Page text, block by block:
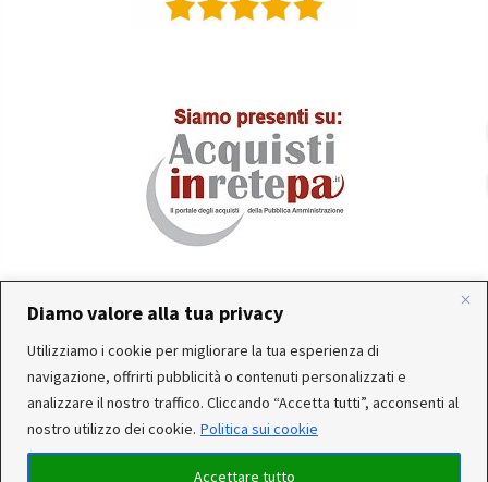
Diamo valore alla tua privacy
Utilizziamo i cookie per migliorare la tua esperienza di
navigazione, offrirti pubblicità o contenuti personalizzati e
analizzare il nostro traffico. Cliccando “Accetta tutti”, acconsenti al
nostro utilizzo dei cookie. Politica sui cookie
Accettare tutto
In occasione delle FERIE ESTIVE, alcune aziende
produttrici e corrieri potrebbero sospendere o rallentare
temporaneamente le attività. Per questo motivo, gli
ordini di alcuni reparti (Utensileria - Ferramenta - arredo)
ricevuti, potrebbero essere CONSEGNATI DOPO IL 25-08-
Servizio clienti attivo: Da Lunedì a Venerdì dalle 10:30 alle
12:30 e dalle 15:30 alle 17:30